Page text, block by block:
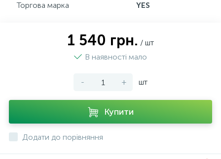
Торгова марка
YES
1 540 грн. / шт
В наявності мало
- + шт
Купити
Додати до порівняння